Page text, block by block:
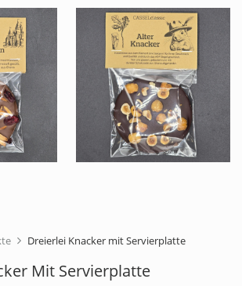
Dreierlei Knacker mit Servierplatte
Mit Servierplatte